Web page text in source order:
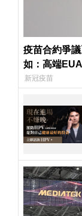
疫苗合約爭
如：高端
新冠疫苗